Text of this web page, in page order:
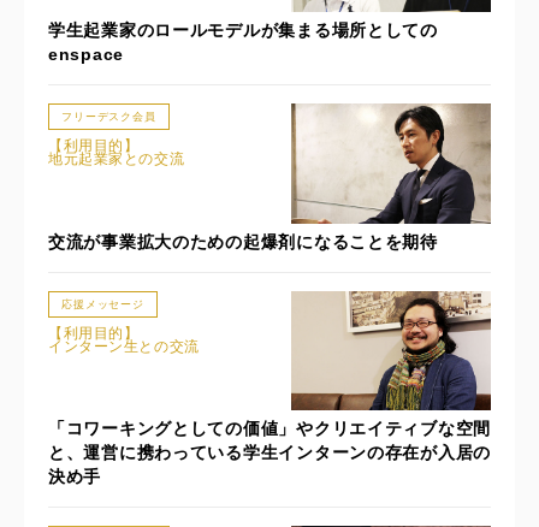
学生起業家のロールモデルが集まる場所としての
enspace
フリーデスク会員
【利用目的】
地元起業家との交流
交流が事業拡大のための起爆剤になることを期待
応援メッセージ
【利用目的】
インターン生との交流
「コワーキングとしての価値」やクリエイティブな空間
と、運営に携わっている学生インターンの存在が入居の
決め手